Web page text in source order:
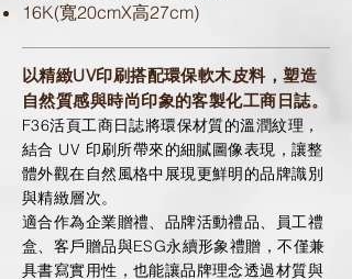
16K(寬20cmX高27cm)
以精緻UV印刷搭配環保軟木皮料，塑造
自然質感與時尚印象的客製化工商日誌。
F36活頁工商日誌將環保材質的溫潤紋理，
結合 UV 印刷所帶來的細膩圖像表現，讓整
體外觀在自然風格中展現更鮮明的品牌識別
與精緻層次。
適合作為企業贈禮、品牌活動禮品、員工禮
盒、客戶贈品與ESG永續形象禮贈，不僅兼
具書寫實用性，也能讓品牌理念透過材質與